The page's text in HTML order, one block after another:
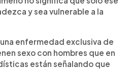
y sea vulnerable a la
enfermedad exclusiva de
sexo con hombres que en
están señalando que